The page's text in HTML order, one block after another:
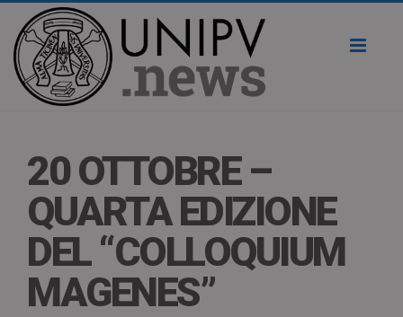
20 OTTOBRE –
QUARTA EDIZIONE
DEL “COLLOQUIUM
MAGENES”